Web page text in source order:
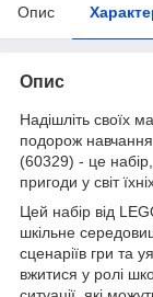
Опис
Опис
Надішліть своїх
подорож
(60329) - це
пригоди у світ
Цей набір від
шкільне
сценаріїв гри та
вжитися у ролі